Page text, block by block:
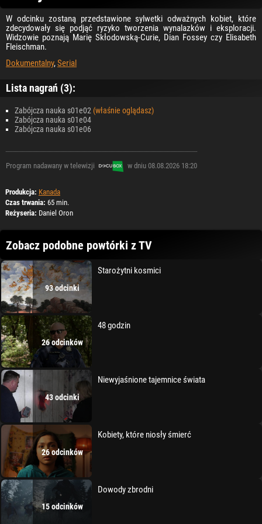
W odcinku zostaną przedstawione sylwetki odważnych kobiet, które
zdecydowały się podjąć ryzyko tworzenia wynalazków i eksploracji.
Widzowie poznają Marię Skłodowską-Curie, Dian Fossey czy Elisabeth
Fleischman.
Dokumentalny,Serial
Lista nagrań (3):
Zabójcza nauka s01e02 (właśnie oglądasz)
Zabójcza nauka s01e04
Zabójcza nauka s01e06
Program nadawany w telewizji w dniu 08.08.2026 18:20
Produkcja: Kanada
Czas trwania: 65 min.
Reżyseria: Daniel Oron
Zobacz podobne powtórki z TV
93 odcinki
Starożytni kosmici
26 odcinków
48 godzin
43 odcinki
Niewyjaśnione tajemnice świata
26 odcinków
Kobiety, które niosły śmierć
15 odcinków
Dowody zbrodni